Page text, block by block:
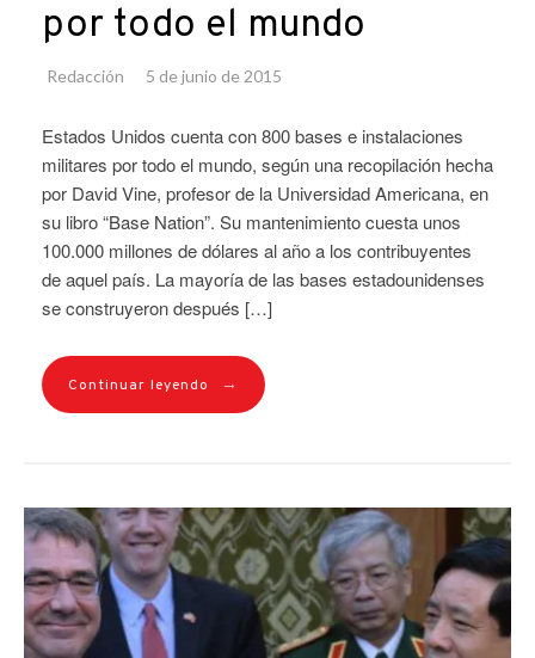
por todo el mundo
Redacción 5 de junio de 2015
Estados Unidos cuenta con 800 bases e instalaciones
militares por todo el mundo, según una recopilación hecha
por David Vine, profesor de la Universidad Americana, en
su libro “Base Nation”. Su mantenimiento cuesta unos
100.000 millones de dólares al año a los contribuyentes
de aquel país. La mayoría de las bases estadounidenses
se construyeron después […]
Continuar leyendo →